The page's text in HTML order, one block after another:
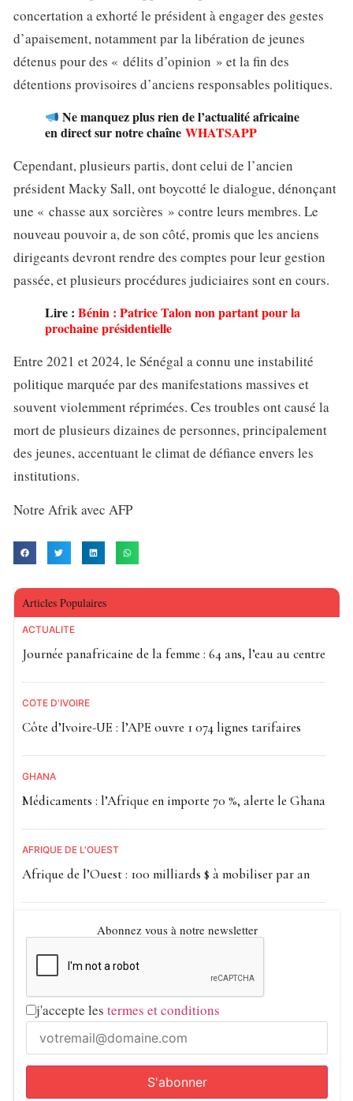
concertation a exhorté le président à engager des gestes
d’apaisement, notamment par la libération de jeunes
détenus pour des « délits d’opinion » et la fin des
détentions provisoires d’anciens responsables politiques.
Ne manquez plus rien de l’actualité africaine
en direct sur notre chaîne WHATSAPP
Cependant, plusieurs partis, dont celui de l’ancien
président Macky Sall, ont boycotté le dialogue, dénonçant
une « chasse aux sorcières » contre leurs membres. Le
nouveau pouvoir a, de son côté, promis que les anciens
dirigeants devront rendre des comptes pour leur gestion
passée, et plusieurs procédures judiciaires sont en cours.
Lire : Bénin : Patrice Talon non partant pour la
prochaine présidentielle
Entre 2021 et 2024, le Sénégal a connu une instabilité
politique marquée par des manifestations massives et
souvent violemment réprimées. Ces troubles ont causé la
mort de plusieurs dizaines de personnes, principalement
des jeunes, accentuant le climat de défiance envers les
institutions.
Notre Afrik avec AFP
Articles Populaires
ACTUALITE
Journée panafricaine de la femme : 64 ans, l’eau au centre
CÔTE D'IVOIRE
Côte d’Ivoire-UE : l’APE ouvre 1 074 lignes tarifaires
GHANA
Médicaments : l’Afrique en importe 70 %, alerte le Ghana
AFRIQUE DE L'OUEST
Afrique de l’Ouest : 100 milliards $ à mobiliser par an
Abonnez vous à notre newsletter
j'accepte les termes et conditions